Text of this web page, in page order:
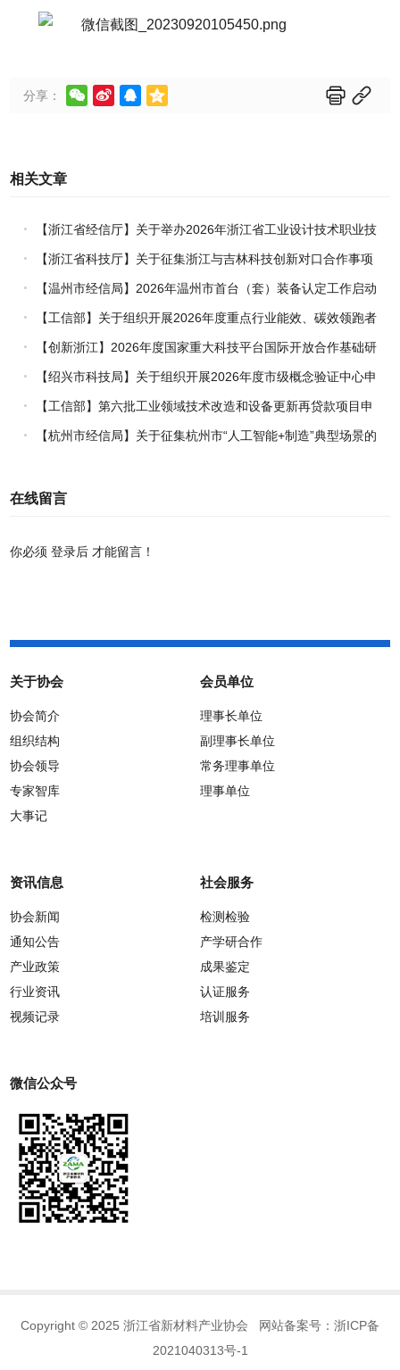
分享：      
相关文章
【浙江省经信厅】关于举办2026年浙江省工业设计技术职业技
能竞赛的通知
【浙江省科技厅】关于征集浙江与吉林科技创新对口合作事项
的通知【温州市经信局】2026年温州市首台（套）装备认定工作启动
【工信部】关于组织开展2026年度重点行业能效、碳效领跑者
企业推荐工作的通知
【创新浙江】2026年度国家重大科技平台国际开放合作基础研
究专项（试点）项目指南
【绍兴市科技局】关于组织开展2026年度市级概念验证中心申
报工作的通知
【工信部】第六批工业领域技术改造和设备更新再贷款项目申
报工作启动
【杭州市经信局】关于征集杭州市“人工智能+制造”典型场景的
在线留言
你必须登录后 才能留言！
关于协会
协会简介
组织结构
协会领导
专家智库
大事记
会员单位
理事长单位
副理事长单位
常务理事单位
理事单位
资讯信息
协会新闻
通知公告
产业政策
行业资讯
视频记录
社会服务
检测检验
产学研合作
成果鉴定
认证服务
培训服务
微信公众号
Copyright © 2025 浙江省新材料产业协会 网站备案号： 浙ICP备
2021040313号-1